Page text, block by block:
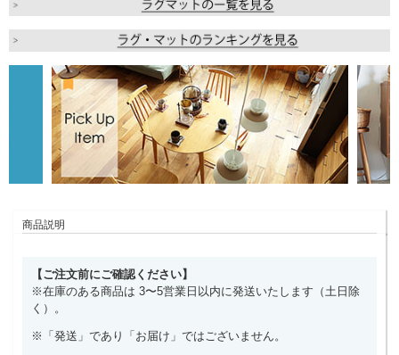
商品説明
【ご注文前にご確認ください】
※在庫のある商品は 3〜5営業日以内に発送いたします（土日除
く）。
※「発送」であり「お届け」ではございません。